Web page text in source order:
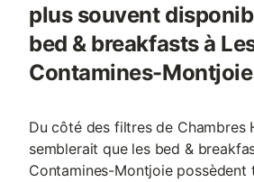
plus souvent
bed & breakfasts à
Contamines-
Du côté des filtres de Chambres
semblerait que les bed &
Contamines-Montjoie